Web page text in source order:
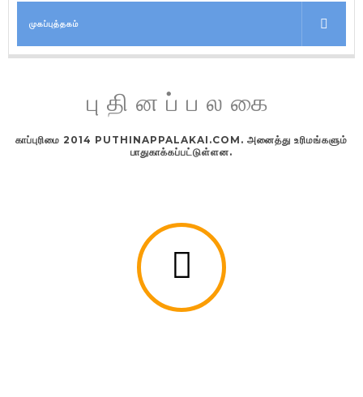
முகப்புத்தகம்
புதினப்பலகை
காப்புரிமை 2014 PUTHINAPPALAKAI.COM. அனைத்து உரிமங்களும்
பாதுகாக்கப்பட்டுள்ளன.